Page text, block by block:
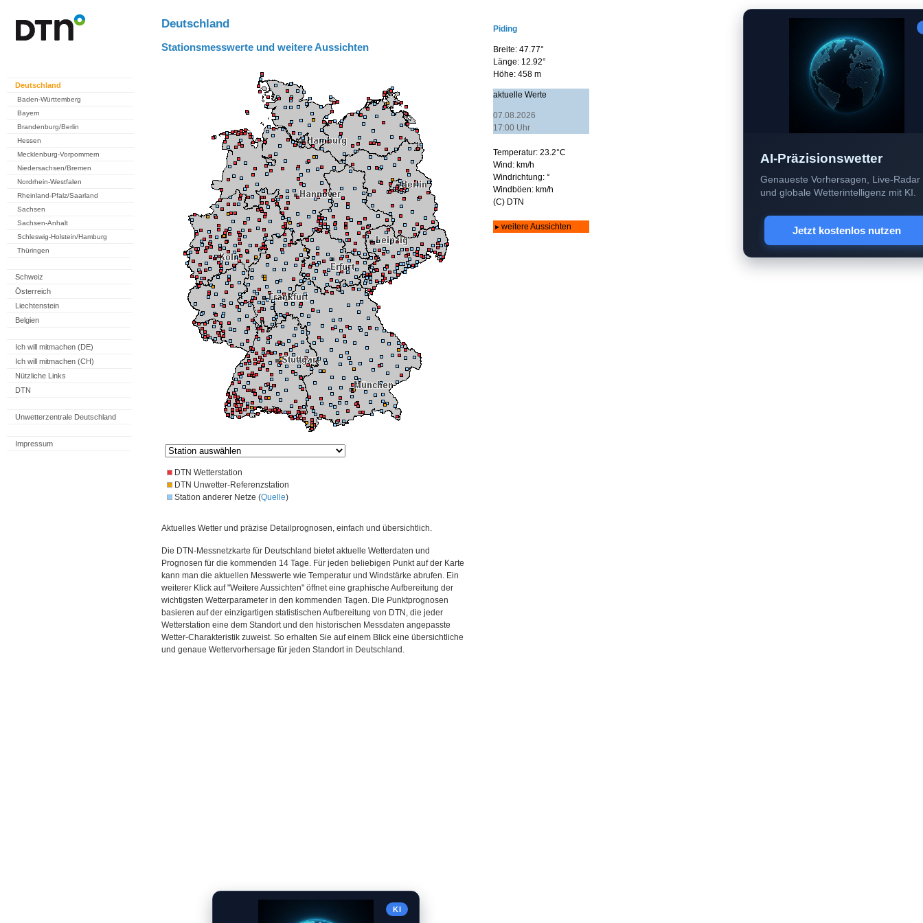
Deutschland
Baden-Württemberg
Bayern
Brandenburg/Berlin
Hessen
Mecklenburg-Vorpommern
Niedersachsen/Bremen
Nordrhein-Westfalen
Rheinland-Pfalz/Saarland
Sachsen
Sachsen-Anhalt
Schleswig-Holstein/Hamburg
Thüringen
Schweiz
Österreich
Liechtenstein
Belgien
Ich will mitmachen (DE)
Ich will mitmachen (CH)
Nützliche Links
DTN
Unwetterzentrale Deutschland
Impressum
Deutschland
Stationsmesswerte und weitere Aussichten
DTN Wetterstation
DTN Unwetter-Referenzstation
Station anderer Netze (Quelle)
Aktuelles Wetter und präzise Detailprognosen, einfach und übersichtlich.
Die DTN-Messnetzkarte für Deutschland bietet aktuelle Wetterdaten und
Prognosen für die kommenden 14 Tage. Für jeden beliebigen Punkt auf der Karte
kann man die aktuellen Messwerte wie Temperatur und Windstärke abrufen. Ein
weiterer Klick auf "Weitere Aussichten" öffnet eine graphische Aufbereitung der
wichtigsten Wetterparameter in den kommenden Tagen. Die Punktprognosen
basieren auf der einzigartigen statistischen Aufbereitung von DTN, die jeder
Wetterstation eine dem Standort und den historischen Messdaten angepasste
Wetter-Charakteristik zuweist. So erhalten Sie auf einem Blick eine übersichtliche
und genaue Wettervorhersage für jeden Standort in Deutschland.
KI
AI-Präzisionswetter
Genaueste Vorhersagen, Live-Radar
und globale Wetterintelligenz mit KI.
Jetzt kostenlos nutzen